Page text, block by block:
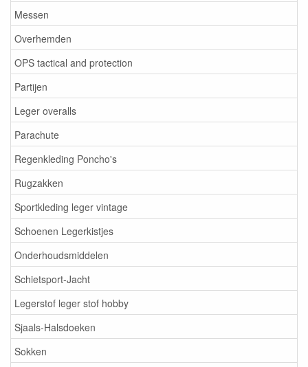
Messen
Overhemden
OPS tactical and protection
Partijen
Leger overalls
Parachute
Regenkleding Poncho's
Rugzakken
Sportkleding leger vintage
Schoenen Legerkistjes
Onderhoudsmiddelen
Schietsport-Jacht
Legerstof leger stof hobby
Sjaals-Halsdoeken
Sokken